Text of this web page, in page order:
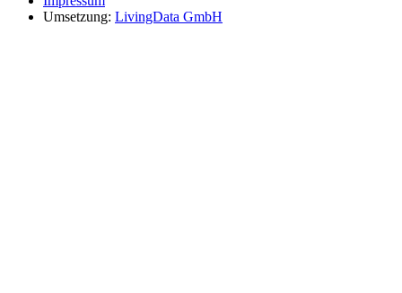
Umsetzung: LivingData GmbH